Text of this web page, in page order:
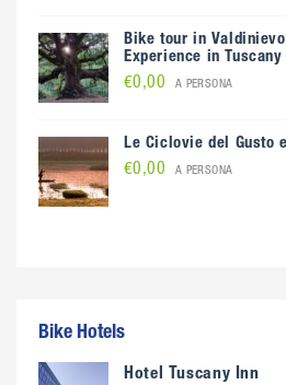
Bike tour in
Experience in
€0,00 A PERSONA
Le Ciclovie del Gusto
€0,00 A PERSONA
Bike Hotels
Hotel Tuscany Inn